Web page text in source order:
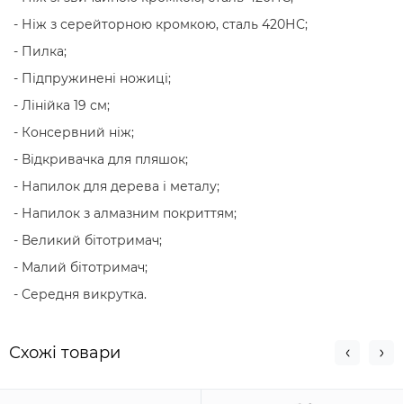
- Ніж з серейторною кромкою, сталь 420НС;
- Пилка;
- Підпружинені ножиці;
- Лінійка 19 см;
- Консервний ніж;
- Відкривачка для пляшок;
- Напилок для дерева і металу;
- Напилок з алмазним покриттям;
- Великий бітотримач;
- Малий бітотримач;
- Середня викрутка.
Схожi товари